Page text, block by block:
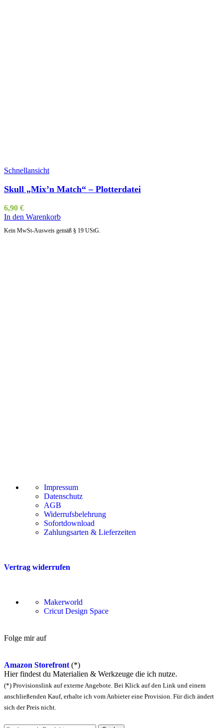
Schnellansicht
Skull „Mix’n Match“ – Plotterdatei
6,90 €
In den Warenkorb
Kein MwSt-Ausweis gemäß § 19 UStG.
Impressum
Datenschutz
AGB
Widerrufsbelehrung
Sofortdownload
Zahlungsarten & Lieferzeiten
Vertrag widerrufen
Makerworld
Cricut Design Space
Folge mir auf
Amazon Storefront (*)
Hier findest du Materialien & Werkzeuge die ich nutze.
(*) Provisionslink auf externe Angebote. Bei Klick auf den Link und einem
anschließenden Kauf, erhalte ich vom Anbieter eine Provision. Für dich ändert
sich der Preis nicht.